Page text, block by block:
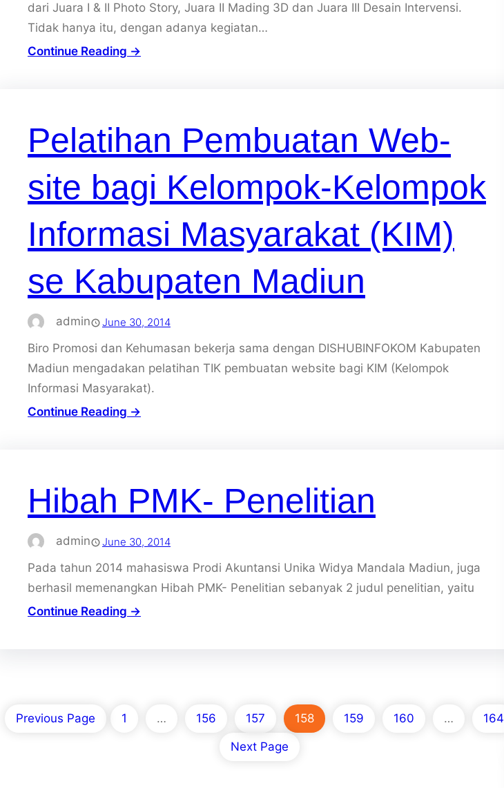
dari Juara I & II Photo Story, Juara II Mading 3D dan Juara III Desain Intervensi.
Tidak hanya itu, dengan adanya kegiatan…
Continue Reading →
Pelatihan Pembuatan Web-
site bagi Kelompok-Kelompok
Informasi Masyarakat (KIM)
se Kabupaten Madiun
admin June 30, 2014
Biro Promosi dan Kehumasan bekerja sama dengan DISHUBINFOKOM Kabupaten
Madiun mengadakan pelatihan TIK pembuatan website bagi KIM (Kelompok
Informasi Masyarakat).
Continue Reading →
Hibah PMK- Penelitian
admin June 30, 2014
Pada tahun 2014 mahasiswa Prodi Akuntansi Unika Widya Mandala Madiun, juga
berhasil memenangkan Hibah PMK- Penelitian sebanyak 2 judul penelitian, yaitu
Continue Reading →
Previous Page 1 … 156 157 158 159 160 … 164
Next Page